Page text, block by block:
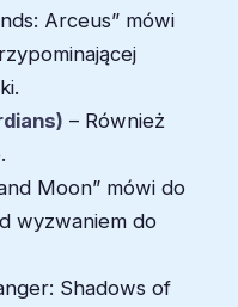
Arceus” mówi
– Również
Moon” mówi do
wyzwaniem do
Shadows of